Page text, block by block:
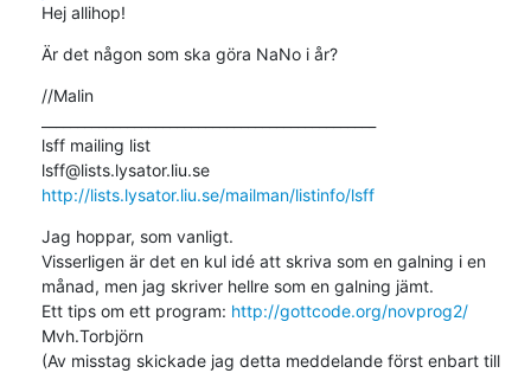
Hej allihop!
Är det någon som ska göra NaNo i år?
//Malin
lsff mailing list
lsff@lists.lysator.liu.se
http://lists.lysator.liu.se/mailman/listinfo/lsff
Jag hoppar, som vanligt.
Visserligen är det en kul idé att skriva som en galning i en
månad, men jag skriver hellre som en galning jämt.
Ett tips om ett program: http://gottcode.org/novprog2/
Mvh.Torbjörn
(Av misstag skickade jag detta meddelande först enbart till